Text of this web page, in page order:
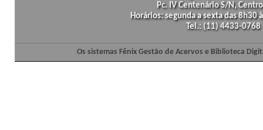
Pc. IV Centenário S/N,
Horários: segunda a sexta das
Tel.: (11) 4433-
Os sistemas Fênix Gestão de Acervos e Biblioteca